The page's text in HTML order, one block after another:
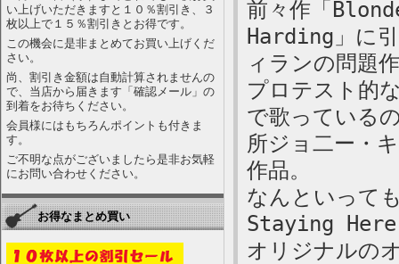
い上げいただきますと１０％割引き、３
枚以上で１５％割引きとお得です。
この機会に是非まとめてお買い上げくだ
さい。
尚、割引き金額は自動計算されませんの
で、当店から届きます「確認メール」の
到着をお待ちください。
会員様にはもちろんポイントも付きま
す。
ご不明な点がございましたら是非お気軽
にお問い合わせください。
お得なまとめ買い
前々作「
Harding」に
ィランの問題
プロテスト的
で歌っている
所ジョ二ー・
作品。
なんといっ
Staying Here
オリジナルの